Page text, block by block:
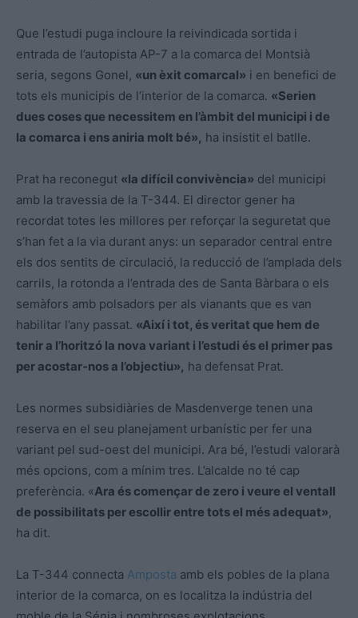
Que l’estudi puga incloure la reivindicada sortida i
entrada de l’autopista AP-7 a la comarca del Montsià
seria, segons Gonel, «un èxit comarcal» i en benefici de
tots els municipis de l’interior de la comarca. «Serien
dues coses que necessitem en l’àmbit del municipi i de
la comarca i ens aniria molt bé», ha insistit el batlle.
Prat ha reconegut «la difícil convivència» del municipi
amb la travessia de la T-344. El director gener ha
recordat totes les millores per reforçar la seguretat que
s’han fet a la via durant anys: un separador central entre
els dos sentits de circulació, la reducció de l’amplada dels
carrils, la rotonda a l’entrada des de Santa Bàrbara o els
semàfors amb polsadors per als vianants que es van
habilitar l’any passat. «Així i tot, és veritat que hem de
tenir a l’horitzó la nova variant i l’estudi és el primer pas
per acostar-nos a l’objectiu», ha defensat Prat.
Les normes subsidiàries de Masdenverge tenen una
reserva en el seu planejament urbanístic per fer una
variant pel sud-oest del municipi. Ara bé, l’estudi valorarà
més opcions, com a mínim tres. L’alcalde no té cap
preferència. «Ara és començar de zero i veure el ventall
de possibilitats per escollir entre tots el més adequat»,
ha dit.
La T-344 connecta Amposta amb els pobles de la plana
interior de la comarca, on es localitza la indústria del